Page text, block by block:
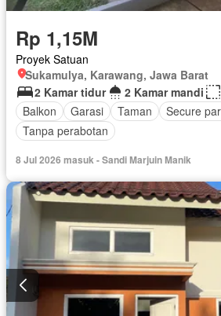
Rp 1,15M
Proyek Satuan
Sukamulya, Karawang, Jawa Barat
2 Kamar tidur
2 Kamar mandi
Balkon
Garasi Taman Secure
Tanpa perabotan
8 Jul 2026 masuk - Sandi Marjuin Manik